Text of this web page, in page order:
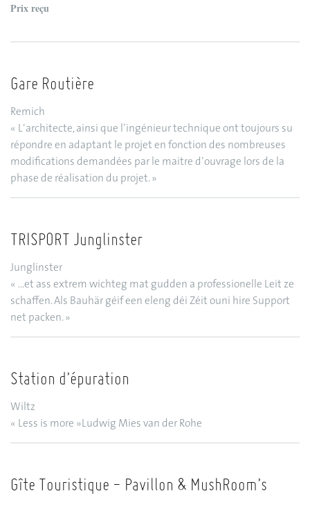
Prix reçu
Gare Routière
Remich
« L‘architecte, ainsi que l’ingénieur technique ont toujours su
répondre en adaptant le projet en fonction des nombreuses
modifications demandées par le maitre d’ouvrage lors de la
phase de réalisation du projet. »
TRISPORT Junglinster
Junglinster
« ...et ass extrem wichteg mat gudden a professionelle Leit ze
schaffen. Als Bauhär géif een eleng déi Zéit ouni hire Support
net packen. »
Station d’épuration
Wiltz
« Less is more »Ludwig Mies van der Rohe
Gîte Touristique - Pavillon & MushRoom’s